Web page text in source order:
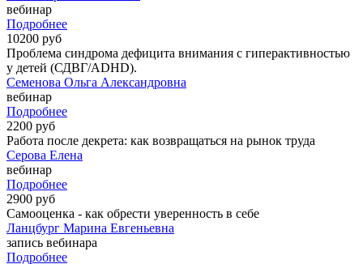
вебинар
Подробнее
10200 руб
Проблема синдрома дефицита внимания с гиперактивностью
у детей (СДВГ/ADHD).
Семенова Ольга Александровна
вебинар
Подробнее
2200 руб
Работа после декрета: как возвращаться на рынок труда
Серова Елена
вебинар
Подробнее
2900 руб
Самооценка - как обрести уверенность в себе
Ланцбург Марина Евгеньевна
запись вебинара
Подробнее